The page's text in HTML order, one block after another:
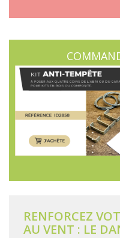
RENFORCEZ
AU VENT : LE